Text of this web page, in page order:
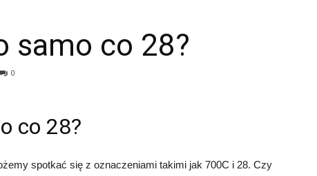
samo co 28?
0
co 28?
spotkać się z oznaczeniami takimi jak 700C i 28. Czy